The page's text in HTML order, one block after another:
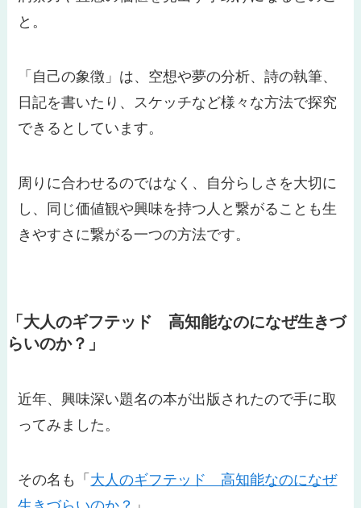
と。
「自己の象徴」は、空想や夢の分析、詩の執筆、
日記を書いたり、スケッチなど様々な方法で探究
できるとしています。
周りに合わせるのではなく、自分らしさを大切に
し、同じ価値観や興味を持つ人と繋がることも生
きやすさに繋がる一つの方法です。
「大人のギフテッド 高知能なのになぜ生きづ
らいのか？」
近年、興味深い題名の本が出版されたので手に取
ってみました。
その名も「 大人のギフテッド 高知能なのになぜ